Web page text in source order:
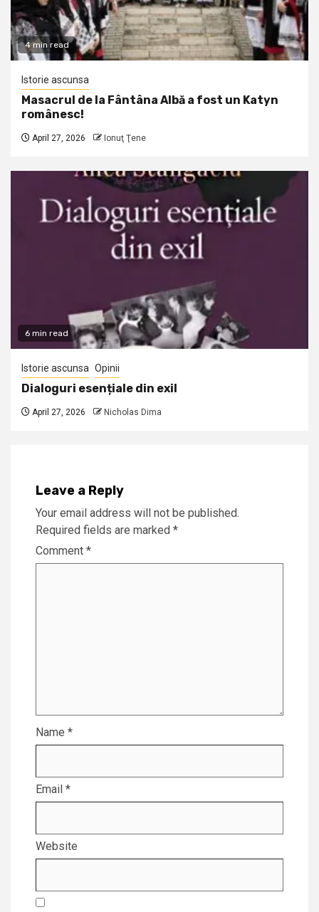
4 min read
Istorie ascunsa
Masacrul de la Fântâna Albă a fost un Katyn
românesc!
April 27, 2026 Ionuţ Ţene
6 min read
Istorie ascunsa Opinii
Dialoguri esențiale din exil
April 27, 2026 Nicholas Dima
Leave a Reply
Your email address will not be published.
Required fields are marked *
Comment *
Name *
Email *
Website